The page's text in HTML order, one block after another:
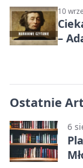
10
–
Ostatnie
6